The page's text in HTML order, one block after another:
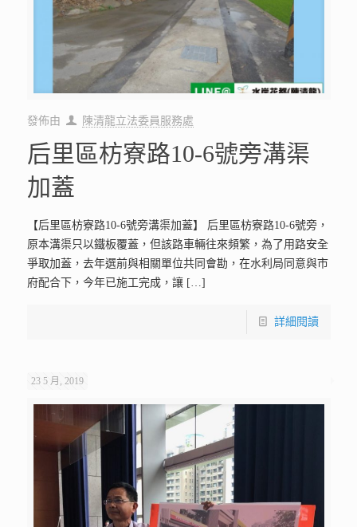
發佈由 陳清龍立法委員服務處
后里區枋寮路10-6號旁溝渠
加蓋
【后里區枋寮路10-6號旁溝渠加蓋】 后里區枋寮路10-6號旁，
原本溝渠只以鐵板覆蓋，但該路車輛往來頻繁，為了用路安全
爭取加蓋，去年選前與相關單位共同會勘，在水利局同意與市
府配合下，今年已施工完成，讓[…]
詳細閱讀
23 5 月, 2019